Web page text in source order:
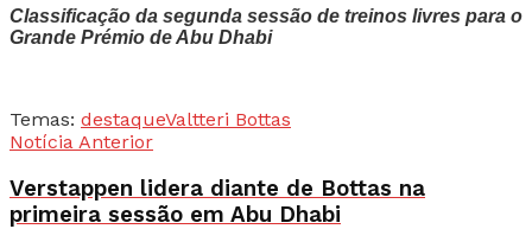
Classificação da segunda sessão de treinos livres para o
Grande Prémio de Abu Dhabi
Temas: destaqueValtteri Bottas
Notícia Anterior
Verstappen lidera diante de Bottas na
primeira sessão em Abu Dhabi